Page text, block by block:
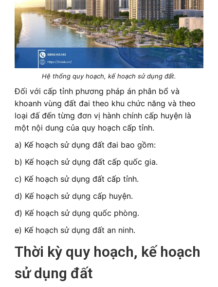
Hệ thống quy hoạch, kế hoạch sử dụng đất.
Đối với cấp tỉnh phương pháp án phân bổ và
khoanh vùng đất đai theo khu chức năng và theo
loại đấ đến từng đơn vị hành chính cấp huyện là
một nội dung của quy hoạch cấp tỉnh.
a) Kế hoạch sử dụng đất đai bao gồm:
b) Kế hoạch sử dụng đất cấp quốc gia.
c) Kế hoạch sử dụng đất cấp tỉnh.
d) Kế hoạch sử dụng cấp huyện.
đ) Kế hoạch sử dụng quốc phòng.
e) Kế hoạch sử dụng đất an ninh.
Thời kỳ quy hoạch, kế hoạch
sử dụng đất